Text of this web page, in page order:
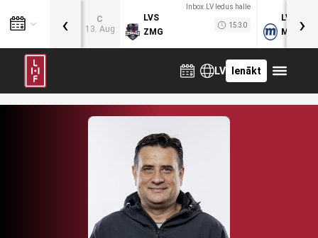
C
13. Aug
Inbox.LV ledus halle
LVS
ZMG
15:30
LVB
MOG
‹ ›
LV Ienākt